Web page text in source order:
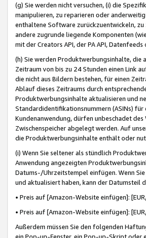
(g) Sie werden nicht versuchen, (i) die
manipulieren, zu reparieren oder
enthaltene Software zurückzuentwickeln,
andere zugrunde liegende Komponenten
mit der Creators API, der PA API,
(h) Sie werden Produktwerbungsinhalte, die
Zeitraum von bis zu 24 Stunden einen Link
die nicht aus Bildern bestehen, für einen
Ablauf dieses Zeitraums durch
Produktwerbungsinhalte aktualisieren und
Standardidentifikationsnummern (ASINs) für
Kundenanwendung, dürfen unbeschadet
Zwischenspeicher abgelegt werden. Auf
die Produktwerbungsinhalte enthält oder
(i) Wenn Sie seltener als stündlich
Anwendung angezeigten
Datums-/Uhrzeitstempel einfügen. Wenn
und aktualisiert haben, kann der Datumsteil
• Preis auf [Amazon-Website einfügen]:
• Preis auf [Amazon-Website einfügen]:
Außerdem müssen Sie den folgenden
ein Pop-up-Fenster, ein Pop-up-Skript oder